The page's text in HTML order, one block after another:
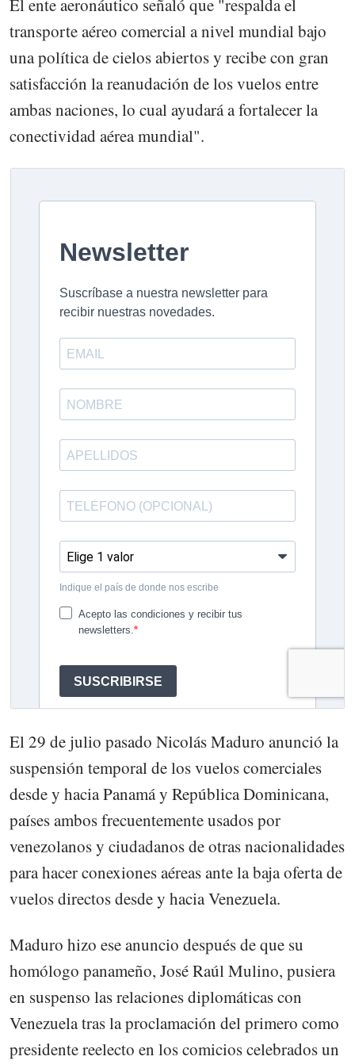
El ente aeronáutico señaló que "respalda el
transporte aéreo comercial a nivel mundial bajo
una política de cielos abiertos y recibe con gran
satisfacción la reanudación de los vuelos entre
ambas naciones, lo cual ayudará a fortalecer la
conectividad aérea mundial".
El 29 de julio pasado Nicolás Maduro anunció la
suspensión temporal de los vuelos comerciales
desde y hacia Panamá y República Dominicana,
países ambos frecuentemente usados por
venezolanos y ciudadanos de otras nacionalidades
para hacer conexiones aéreas ante la baja oferta de
vuelos directos desde y hacia Venezuela.
Maduro hizo ese anuncio después de que su
homólogo panameño, José Raúl Mulino, pusiera
en suspenso las relaciones diplomáticas con
Venezuela tras la proclamación del primero como
presidente reelecto en los comicios celebrados un